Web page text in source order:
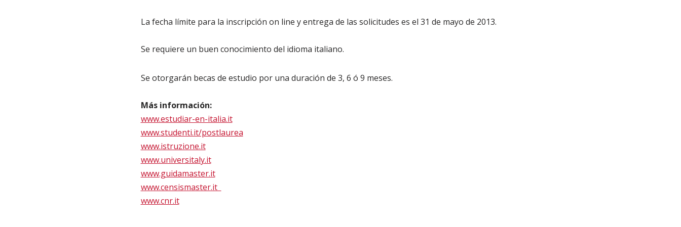
La fecha límite para la inscripción on line y entrega de las solicitudes es el 31 de mayo de 2013.
Se requiere un buen conocimiento del idioma italiano.
Se otorgarán becas de estudio por una duración de 3, 6 ó 9 meses.
Más información:
www.estudiar-en-italia.it
www.studenti.it/postlaurea
www.istruzione.it
www.universitaly.it
www.guidamaster.it
www.censismaster.it
www.cnr.it